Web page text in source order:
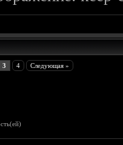
3 4 Следующая »